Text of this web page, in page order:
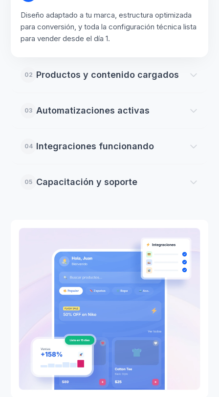
Diseño adaptado a tu marca, estructura optimizada
para conversión, y toda la configuración técnica lista
para vender desde el día 1.
02 Productos y contenido cargados
03 Automatizaciones activas
04 Integraciones funcionando
05 Capacitación y soporte